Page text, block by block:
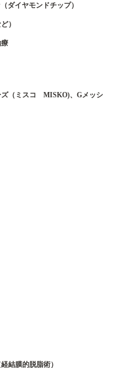
ダイヤモンドチップ）
）
ズ（ミスコ MISKO)、Gメッシ
結膜的脱脂術）